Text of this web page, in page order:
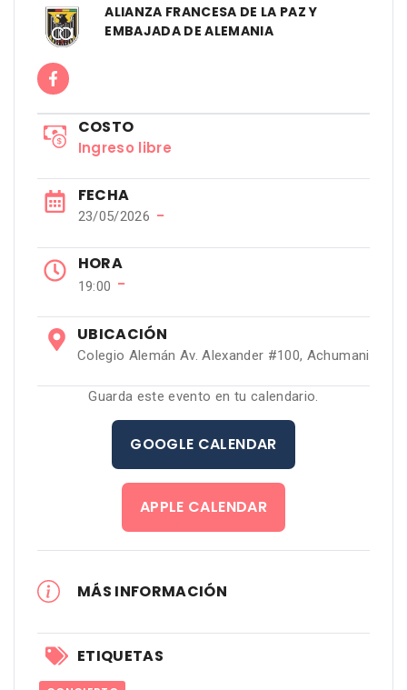
ALIANZA FRANCESA DE LA PAZ Y
EMBAJADA DE ALEMANIA
COSTO
Ingreso libre
FECHA
23/05/2026 −
HORA
19:00 −
UBICACIÓN
Colegio Alemán Av. Alexander #100, Achumani
Guarda este evento en tu calendario.
GOOGLE CALENDAR
APPLE CALENDAR
MÁS INFORMACIÓN
ETIQUETAS